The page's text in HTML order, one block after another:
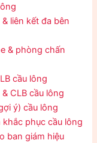
liên kết đa bên
& phòng chấn
cầu lông
CLB cầu lông
ý) cầu lông
phục cầu lông
ban giám hiệu